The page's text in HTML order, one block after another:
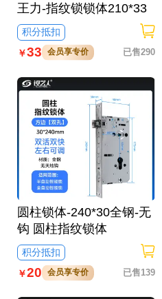
王力-指纹锁锁体210*33
积分抵扣
￥33 会员享专价 已售290
圆柱锁体-240*30全钢-无
钩 圆柱指纹锁体
积分抵扣
￥20 会员享专价 已售139